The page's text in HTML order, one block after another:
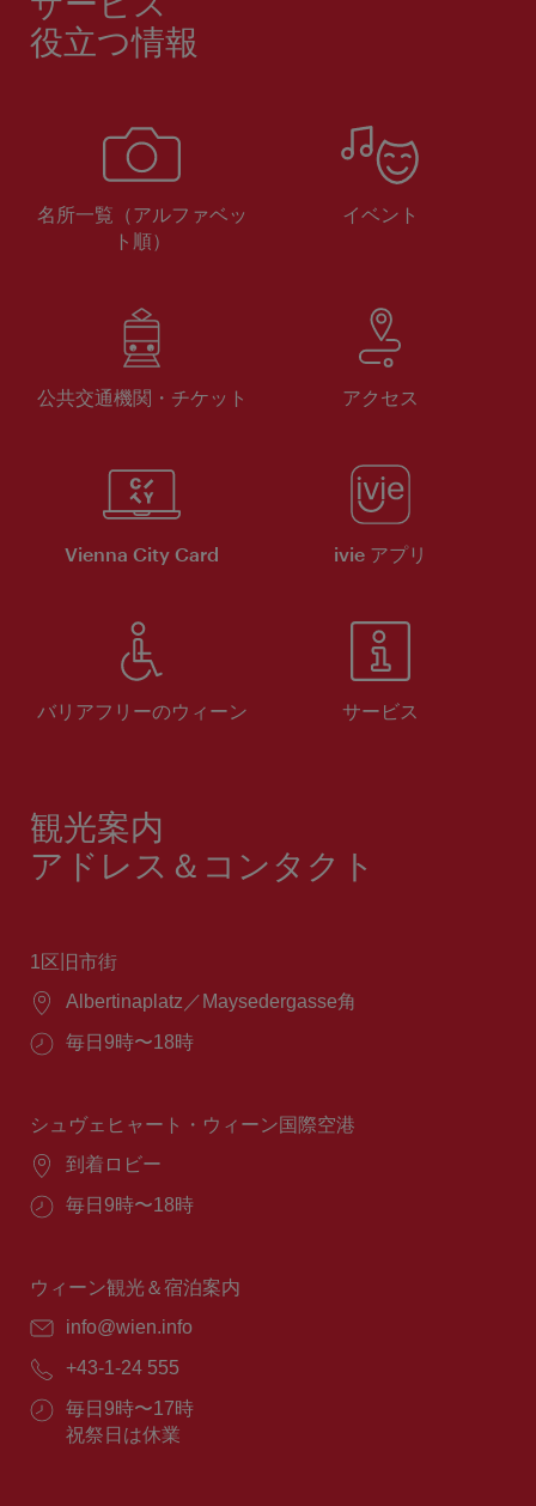
役立つ情報
名所一覧（アルファベッ
ト順）
イベント
公共交通機関・チケット アクセス
Vienna City Card ivie アプリ
バリアフリーのウィーン サービス
観光案内
アドレス＆コンタクト
1区旧市街
場
Albertinaplatz／Maysedergasse角
営
間：
毎日9時〜18時
シュヴェヒャート・ウィーン国際空港
場
到着ロビー
営
間：
毎日9時〜18時
ウィーン観光＆宿泊案内
E
ー
ル：
info@wien.info
電
番
号：
+43-1-24 555
営
業
毎日9時〜17時
祝祭日は休業